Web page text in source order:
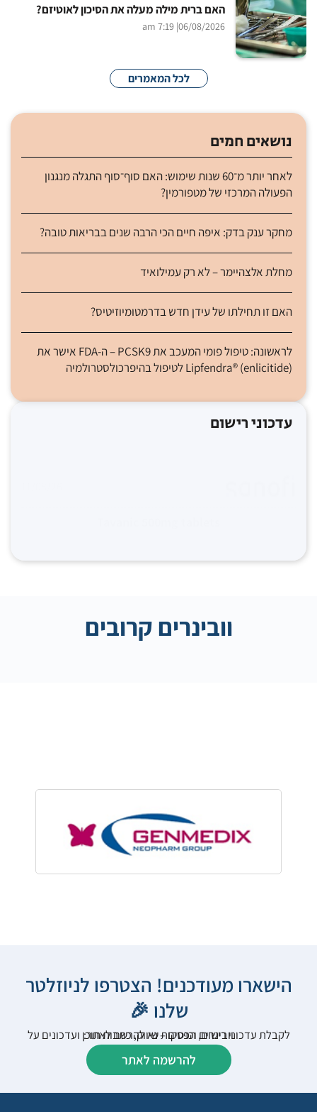
האם ברית מילה מעלה את הסיכון לאוטיזם?
06/08/2026
| 7:19 am
לכל המאמרים
נושאים חמים
לאחר יותר מ־60 שנות שימוש: האם סוף־סוף התגלה מנגנון
הפעולה המרכזי של מטפורמין?
מחקר ענק בדק: איפה חיים הכי הרבה שנים בבריאות טובה?
מחלת אלצהיימר – לא רק עמילואיד
האם זו תחילתו של עידן חדש בדרמטומיוזיטיס?
לראשונה: טיפול פומי המעכב את PCSK9 – ה-FDA אישר את
Lipfendra® (enlicitide) לטיפול בהיפרכולסטרולמיה
עדכוני רישום
וובינרים קרובים
הישארו מעודכנים! הצטרפו לניוזלטר
שלנו 🎉
לקבלת עדכוני רישום, הפסקות שיווק, כתבות תוכן ועדכונים על וובינרים וכנסים – נא להרשם לאתר:
להרשמה לאתר